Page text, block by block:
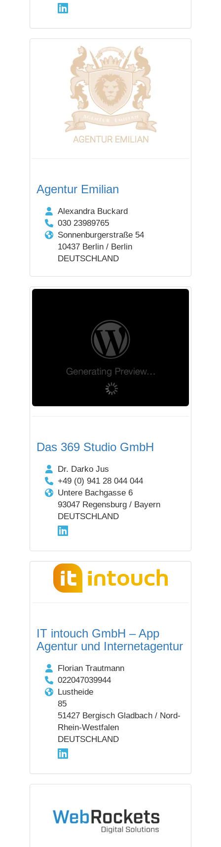
Agentur Emilian
Alexandra Buckard
030 23989765
Sonnenburgerstraße 54
10437 Berlin / Berlin
DEUTSCHLAND
Das 369 Studio GmbH
Dr. Darko Jus
+49 (0) 941 28 044 044
Untere Bachgasse 6
93047 Regensburg / Bayern
DEUTSCHLAND
IT intouch GmbH – App
Agentur und Internetagentur
Florian Trautmann
022047039944
Lustheide
85
51427 Bergisch Gladbach / Nord-
Rhein-Westfalen
DEUTSCHLAND